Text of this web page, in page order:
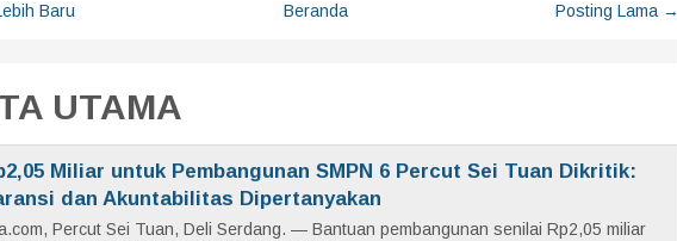
Baru Posting Lama →
Beranda
UTAMA
Miliar untuk Pembangunan SMPN 6 Percut Sei Tuan Dikritik:
dan Akuntabilitas Dipertanyakan
Percut Sei Tuan, Deli Serdang. — Bantuan pembangunan senilai Rp2,05 miliar